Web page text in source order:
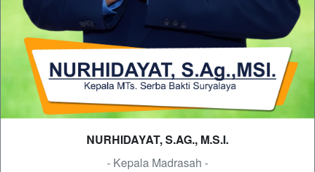
NURHIDAYAT, S.AG., M.S.I.
- Kepala Madrasah -